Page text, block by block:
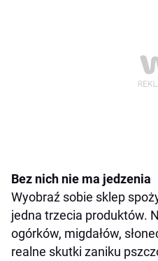
Bez nich nie ma jedzenia
Wyobraź sobie sklep
jedna trzecia produktów.
ogórków, migdałów,
realne skutki zaniku